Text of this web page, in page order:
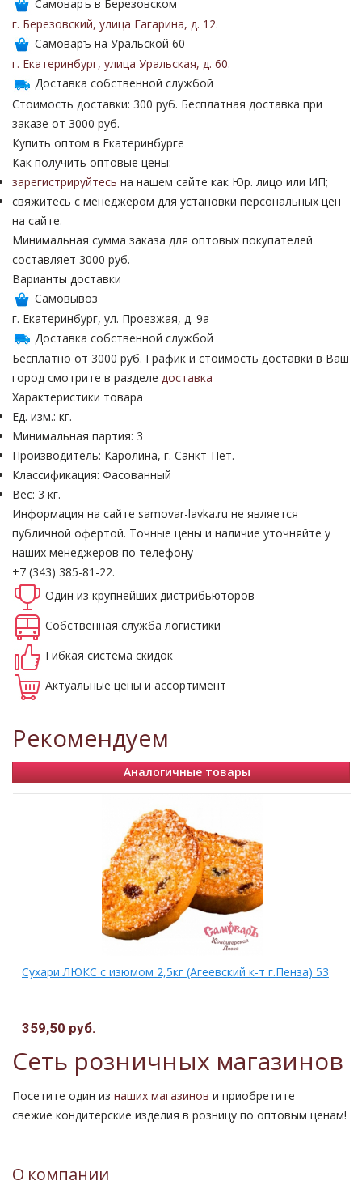
Самоваръ в Березовском
г. Березовский, улица Гагарина, д. 12.
Самоваръ на Уральской 60
г. Екатеринбург, улица Уральская, д. 60.
Доставка собственной службой
Стоимость доставки: 300 руб. Бесплатная доставка при
заказе от 3000 руб.
Купить оптом в Екатеринбурге
Как получить оптовые цены:
зарегистрируйтесь на нашем сайте как Юр. лицо или ИП;
свяжитесь с менеджером для установки персональных цен
на сайте.
Минимальная сумма заказа для оптовых покупателей
составляет 3000 руб.
Варианты доставки
Самовывоз
г. Екатеринбург, ул. Проезжая, д. 9а
Доставка собственной службой
Бесплатно от 3000 руб. График и стоимость доставки в Ваш
город смотрите в разделе доставка
Характеристики товара
Ед. изм.: кг.
Минимальная партия: 3
Производитель: Каролина, г. Санкт-Пет.
Классификация: Фасованный
Вес: 3 кг.
Информация на сайте samovar-lavka.ru не является
публичной офертой. Точные цены и наличие уточняйте у
наших менеджеров по телефону
+7 (343) 385-81-22.
Один из крупнейших дистрибьюторов
Собственная служба логистики
Гибкая система скидок
Актуальные цены и ассортимент
Рекомендуем
Аналогичные товары
Сухари ЛЮКС с изюмом 2,5кг (Агеевский к-т г.Пенза) 53
359,50 руб.
Сеть розничных магазинов
Посетите один из наших магазинов и приобретите
свежие кондитерские изделия в розницу по оптовым ценам!
О компании